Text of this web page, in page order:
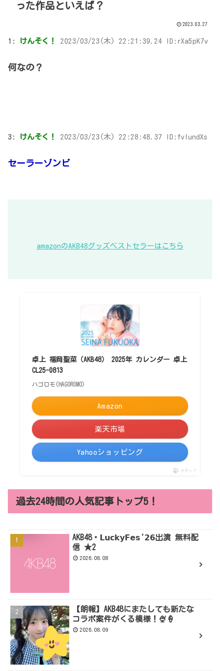
った作品といえば？
2023.03.27
1: けんそく！ 2023/03/23(木) 22:21:39.24 ID:rXa5pK7v
何なの？
3: けんそく！ 2023/03/23(木) 22:28:48.37 ID:fvlundXs
セーラーゾンビ
amazonのAKB48グッズベストセラーはこちら
卓上 福岡聖菜（AKB48） 2025年 カレンダー 卓上
CL25-0813
ハゴロモ(HAGOROMO)
Amazon
楽天市場
Yahooショッピング
ポチップ
過去24時間の人気記事トップ5！
AKB48・𝗟𝘂𝗰𝗸𝘆𝗙𝗲𝘀'𝟮𝟲出演 無料配
信 ★2
2026.08.08
【朗報】AKB48にまたしても新たな
コラボ案件がくる模様！🍨🍦
2026.08.09